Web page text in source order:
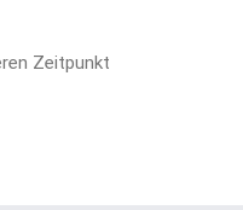
Zeitpunkt